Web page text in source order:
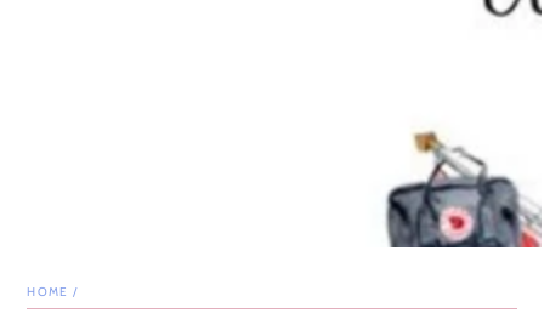
HOME /